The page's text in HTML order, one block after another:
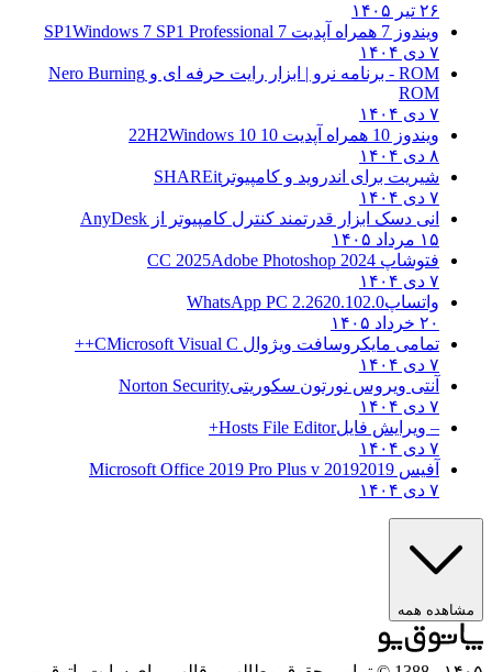
ویندوز 7 همراه آپدیت 7 SP1
Windows 7 SP1 Professional
ROM - برنامه نرو | ابزار رایت حرفه ای و
Nero Burning
ویندوز 10 همراه آپدیت 10 22H2
Windows 10
شیریت برای اندروید و کامپیوترSHAREit
انی دسک ابزار قدرتمند کنترل کامپیوتر ازAnyDesk
فتوشاپ CC 2025Adobe Photoshop 2024
واتساپWhatsApp PC 2.2620.102.0
تمامی مایکروسافت ویژوال CMicrosoft Visual C++
آنتی ویروس نورتون سکوریتیNorton Security
– ویرایش فایلHosts File Editor+
آفیس 2019
2019 Microsoft Office 2019 Pro Plus v
همه